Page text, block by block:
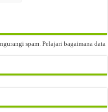
spam.Pelajari bagaimana data